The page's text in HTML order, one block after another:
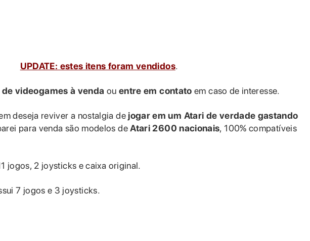
UPDATE: estes itens foram vendidos.
videogames à venda ou entre em contato em caso de interesse.
deseja reviver a nostalgia dejogar em um Atari de verdade gastando
para venda são modelos deAtari 2600 nacionais, 100% compatíveis
jogos, 2 joysticks e caixa original.
7 jogos e 3 joysticks.